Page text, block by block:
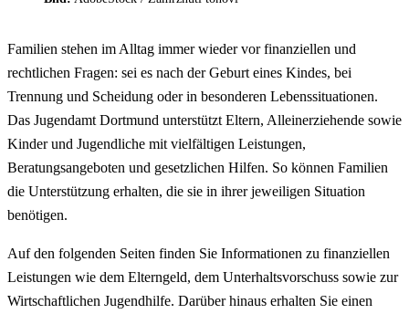
Familien stehen im Alltag immer wieder vor finanziellen und
rechtlichen Fragen: sei es nach der Geburt eines Kindes, bei
Trennung und Scheidung oder in besonderen Lebenssituationen.
Das Jugendamt Dortmund unterstützt Eltern, Alleinerziehende sowie
Kinder und Jugendliche mit vielfältigen Leistungen,
Beratungsangeboten und gesetzlichen Hilfen. So können Familien
die Unterstützung erhalten, die sie in ihrer jeweiligen Situation
benötigen.
Auf den folgenden Seiten finden Sie Informationen zu finanziellen
Leistungen wie dem Elterngeld, dem Unterhaltsvorschuss sowie zur
Wirtschaftlichen Jugendhilfe. Darüber hinaus erhalten Sie einen